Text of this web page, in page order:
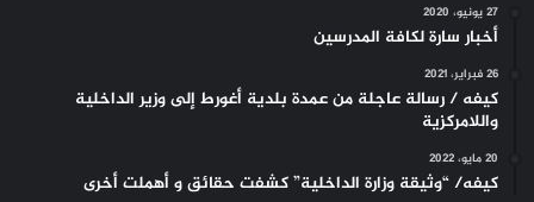
27 يونيو، 2020
أخبار سارة لكافة المدرسين
26 فبراير، 2021
كيفه / رسالة عاجلة من عمدة بلدية أغورط إلى وزير الداخلية
واللامركزية
20 مايو، 2022
كيفه/ “وثيقة وزارة الداخلية” كشفت حقائق و أهملت أخرى